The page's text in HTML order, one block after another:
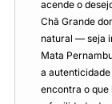
acende o
Chã Grande
natural — seja
Mata
a
encontra o que